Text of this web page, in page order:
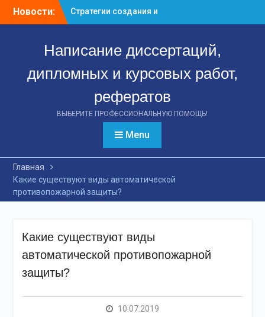
Новости:
Стратегии создания и
управления венчурными
ключевые аспекты
успешной деятельности
Стратегии формирования
вексельным портфелем
банка: путь к финансовой
стабильности
Эффект международных
стандартов: как
повышение качества
российских предприятий
способствует
Написание диссертаций,
дипломных и курсовых работ,
рефератов
ВЫБЕРИТЕ ПРОФЕССИОНАЛЬНУЮ ПОМОЩЬ!
Menu
Главная
Какие существуют виды автоматической
противопожарной защиты?
Какие существуют виды
автоматической противопожарной
защиты?
10.07.2019